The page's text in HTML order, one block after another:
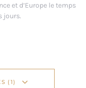
et d’Europe le temps
jours.
(1)